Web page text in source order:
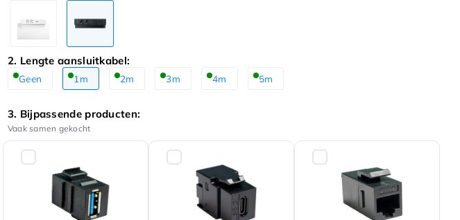
2. Lengte aansluitkabel:
Geen 1m 2m 3m 4m 5m
3. Bijpassende producten:
Vaak samen gekocht